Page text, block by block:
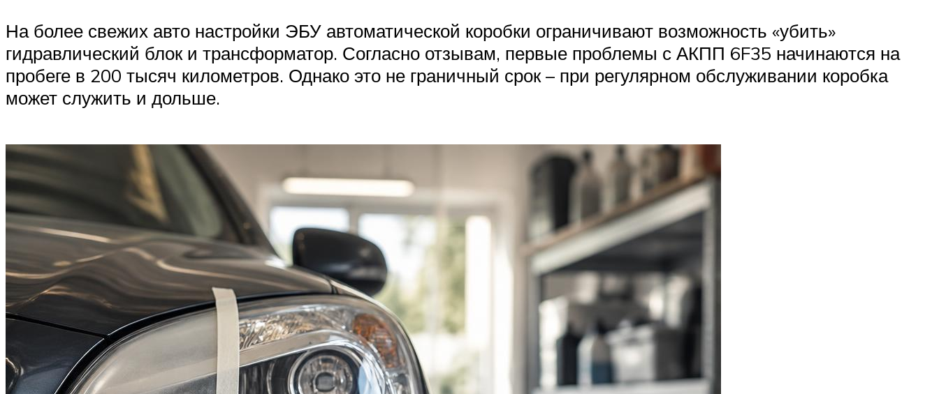
На более свежих авто настройки ЭБУ автоматической коробки ограничивают возможность «убить»
гидравлический блок и трансформатор. Согласно отзывам, первые проблемы с АКПП 6F35 начинаются на
пробеге в 200 тысяч километров. Однако это не граничный срок – при регулярном обслуживании коробка
может служить и дольше.